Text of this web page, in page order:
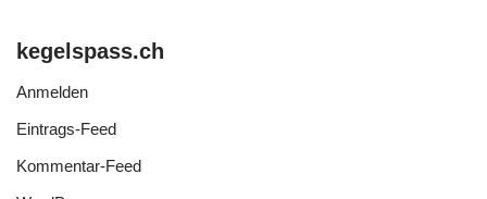
kegelspass.ch
Anmelden
Eintrags-Feed
Kommentar-Feed